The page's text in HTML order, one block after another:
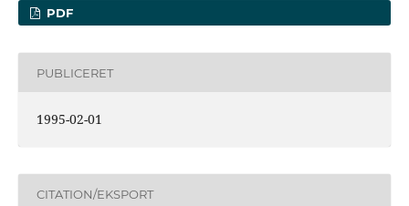
PDF
PUBLICERET
1995-02-01
CITATION/EKSPORT